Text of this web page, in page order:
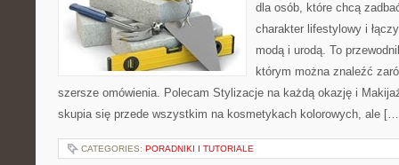
dla osób, które chcą
charakter lifestylowy i
modą i urodą. To
którym można znaleźć
szersze omówienia. Polecam Stylizacje na każdą okazję i
skupia się przede wszystkim na kosmetykach kolorowych, ale
CATEGORIES: PORADNIKI I TUTORIALE